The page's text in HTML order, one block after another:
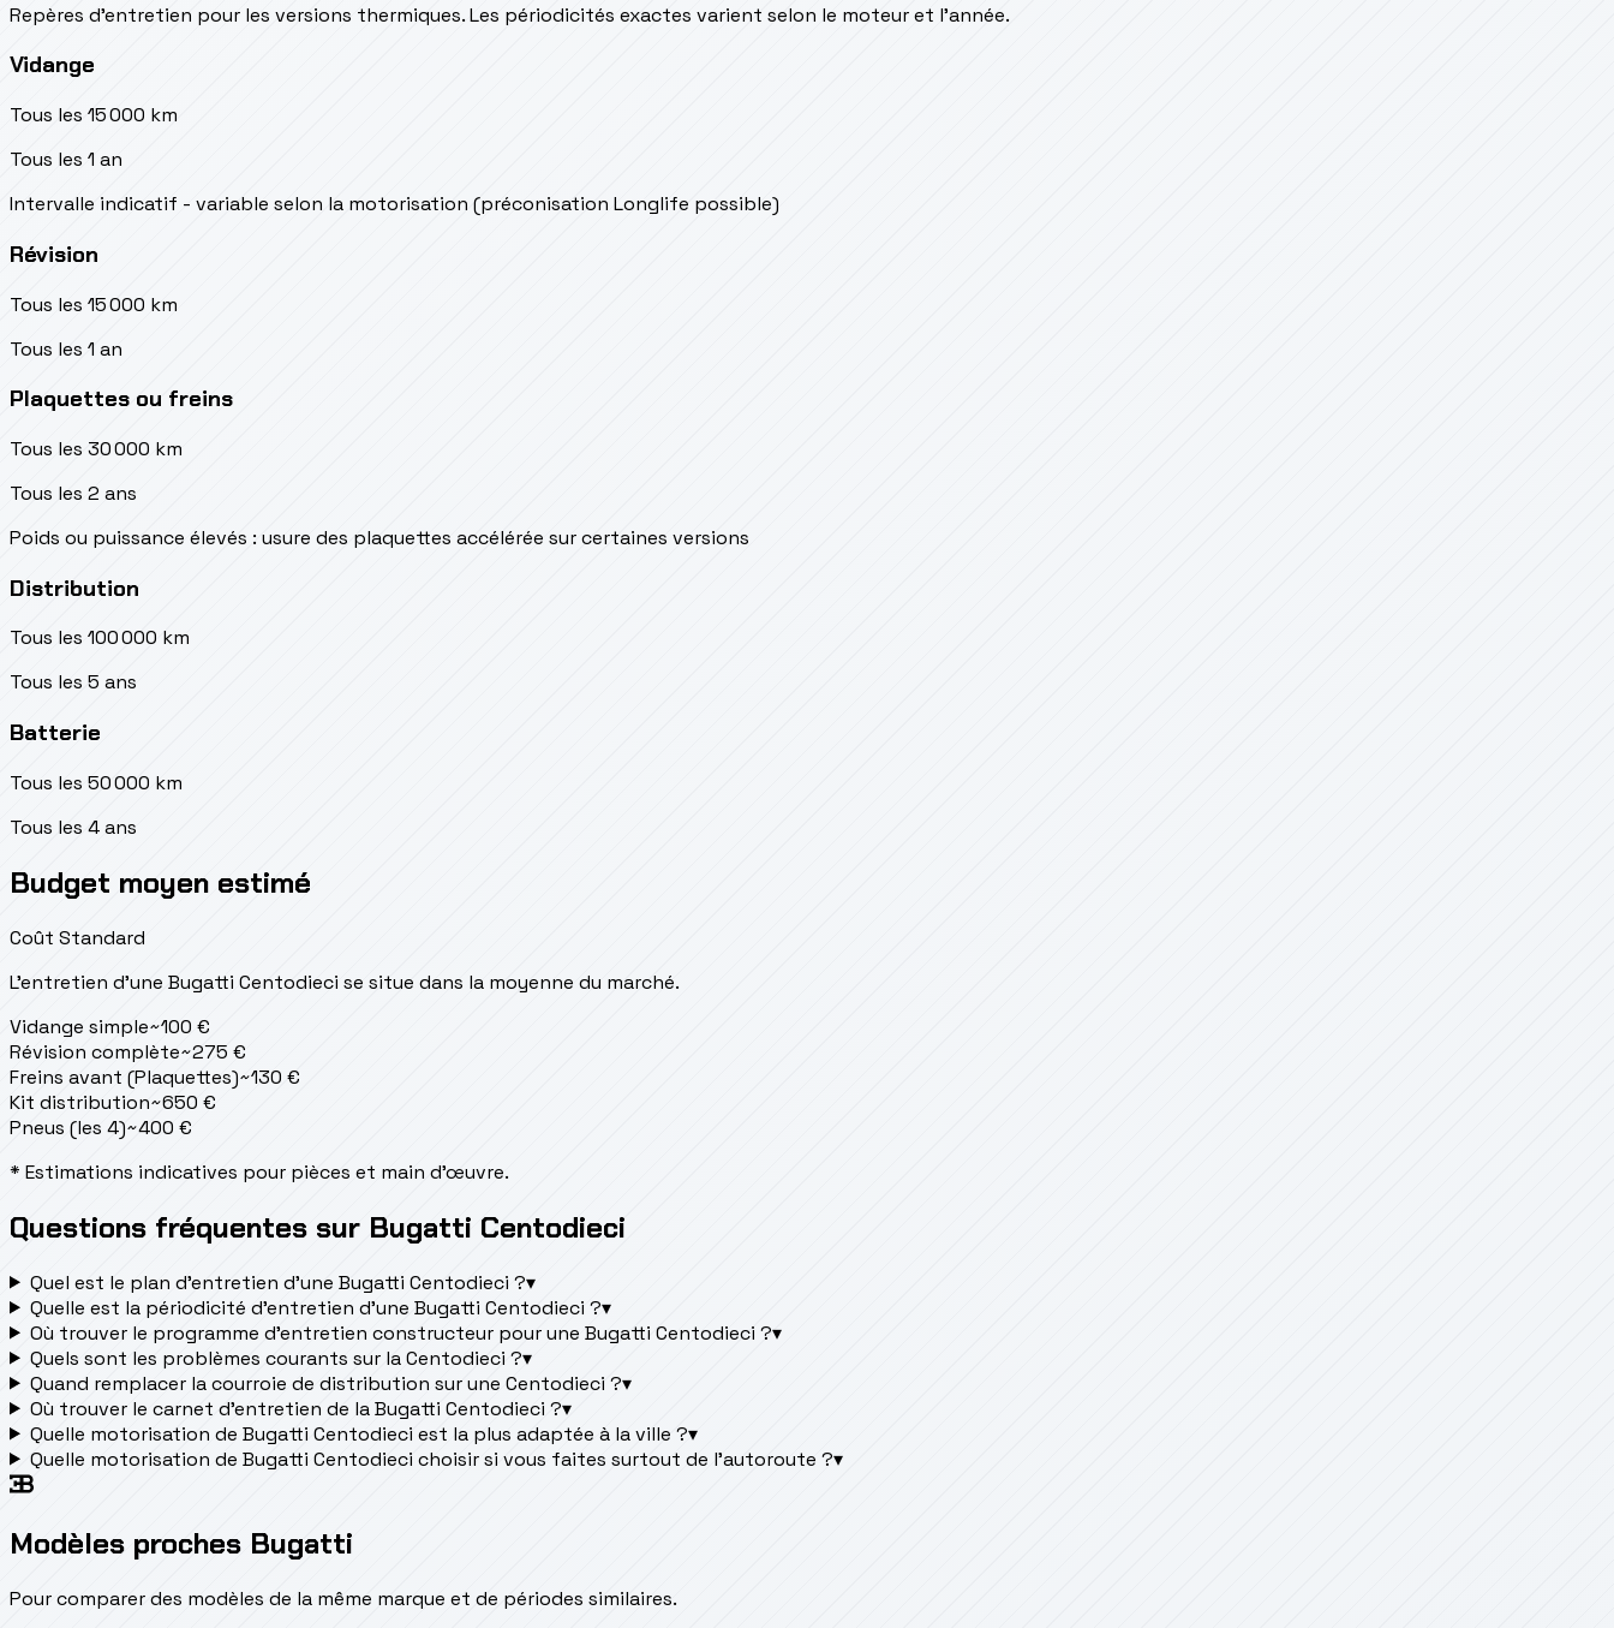
Repères d’entretien pour les versions thermiques. Les périodicités exactes varient selon le moteur et l’année.
Vidange
Tous les 15 000 km
Tous les 1 an
Intervalle indicatif - variable selon la motorisation (préconisation Longlife possible)
Révision
Tous les 15 000 km
Tous les 1 an
Plaquettes ou freins
Tous les 30 000 km
Tous les 2 ans
Poids ou puissance élevés : usure des plaquettes accélérée sur certaines versions
Distribution
Tous les 100 000 km
Tous les 5 ans
Batterie
Tous les 50 000 km
Tous les 4 ans
Budget moyen estimé
Coût Standard
L'entretien d'une Bugatti Centodieci se situe dans la moyenne du marché.
Vidange simple~100 €
Révision complète~275 €
Freins avant (Plaquettes)~130 €
Kit distribution~650 €
Pneus (les 4)~400 €
* Estimations indicatives pour pièces et main d'œuvre.
Questions fréquentes sur Bugatti Centodieci
Quel est le plan d’entretien d’une Bugatti Centodieci ?▾
Quelle est la périodicité d’entretien d’une Bugatti Centodieci ?▾
Où trouver le programme d’entretien constructeur pour une Bugatti Centodieci ?▾
Quels sont les problèmes courants sur la Centodieci ?▾
Quand remplacer la courroie de distribution sur une Centodieci ?▾
Où trouver le carnet d'entretien de la Bugatti Centodieci ?▾
Quelle motorisation de Bugatti Centodieci est la plus adaptée à la ville ?▾
Quelle motorisation de Bugatti Centodieci choisir si vous faites surtout de l'autoroute ?▾
Modèles proches Bugatti
Pour comparer des modèles de la même marque et de périodes similaires.